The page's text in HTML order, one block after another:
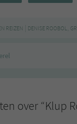
REIZEN DENISE ROOBOL,
over “Klup